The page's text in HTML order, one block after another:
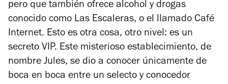
pero que también ofrece alcohol y drogas
conocido como Las Escaleras, o el llamado Café
Internet. Esto es otra cosa, otro nivel: es un
secreto VIP. Este misterioso establecimiento, de
nombre Jules, se dio a conocer únicamente de
boca en boca entre un selecto y conocedor